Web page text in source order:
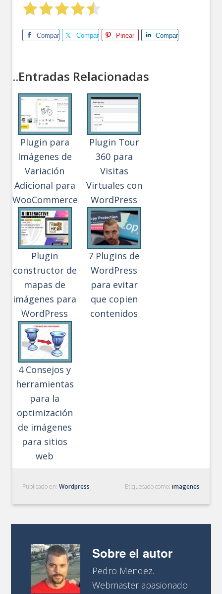
Comparte Comparte Pinear Comparte
..Entradas Relacionadas
Plugin para
Imágenes de
Variación
Adicional para
WooCommerce
Plugin Tour
360 para
Visitas
Virtuales con
WordPress
Plugin
constructor de
mapas de
imágenes para
WordPress
7 Plugins de
WordPress
para evitar
que copien
contenidos
4 Consejos y
herramientas
para la
optimización
de imágenes
para sitios
web
Publicado en:Wordpress Etiquetado como: imagenes
Sobre el autor
Pedro Mendez.
Webmaster apasionado